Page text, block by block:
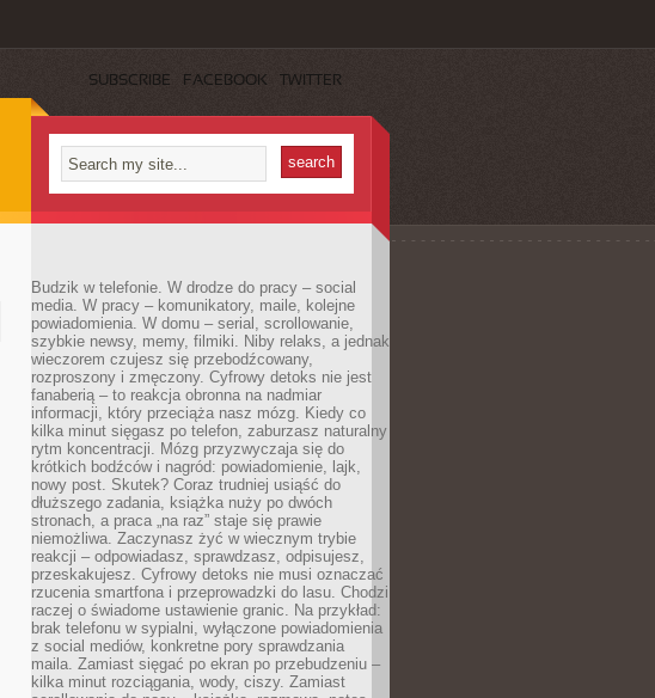
SUBSCRIBE FACEBOOK TWITTER
Budzik w telefonie. W drodze do pracy – social
media. W pracy – komunikatory, maile, kolejne
powiadomienia. W domu – serial, scrollowanie,
szybkie newsy, memy, filmiki. Niby relaks, a jednak
wieczorem czujesz się przebodźcowany,
rozproszony i zmęczony. Cyfrowy detoks nie jest
fanaberią – to reakcja obronna na nadmiar
informacji, który przeciąża nasz mózg. Kiedy co
kilka minut sięgasz po telefon, zaburzasz naturalny
rytm koncentracji. Mózg przyzwyczaja się do
krótkich bodźców i nagród: powiadomienie, lajk,
nowy post. Skutek? Coraz trudniej usiąść do
dłuższego zadania, książka nuży po dwóch
stronach, a praca „na raz” staje się prawie
niemożliwa. Zaczynasz żyć w wiecznym trybie
reakcji – odpowiadasz, sprawdzasz, odpisujesz,
przeskakujesz. Cyfrowy detoks nie musi oznaczać
rzucenia smartfona i przeprowadzki do lasu. Chodzi
raczej o świadome ustawienie granic. Na przykład:
brak telefonu w sypialni, wyłączone powiadomienia
z social mediów, konkretne pory sprawdzania
maila. Zamiast sięgać po ekran po przebudzeniu –
kilka minut rozciągania, wody, ciszy. Zamiast